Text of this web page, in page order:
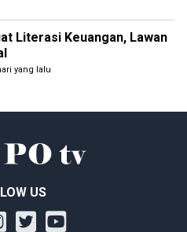
Literasi Keuangan, Lawan
yang lalu
US